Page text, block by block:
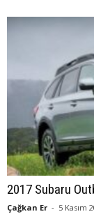
2017 Subaru
Çağkan Er - 5 Kasım